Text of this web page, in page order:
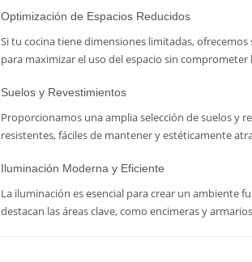
Optimización de Espacios Reducidos
Si tu cocina tiene dimensiones limitadas,
para maximizar el uso del espacio sin comprometer
Suelos y Revestimientos
Proporcionamos una amplia selección de suelos y
resistentes, fáciles de mantener y estéticamente
Iluminación Moderna y Eficiente
La iluminación es esencial para crear un ambiente
destacan las áreas clave, como encimeras y